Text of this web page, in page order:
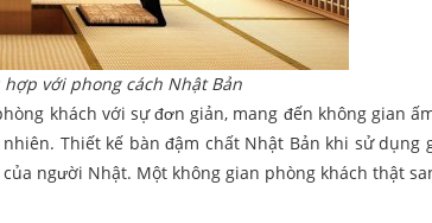
với phong cách Nhật Bản
khách với sự đơn giản, mang đến không gian
Thiết kế bàn đậm chất Nhật Bản khi sử dụng
người Nhật. Một không gian phòng khách thật